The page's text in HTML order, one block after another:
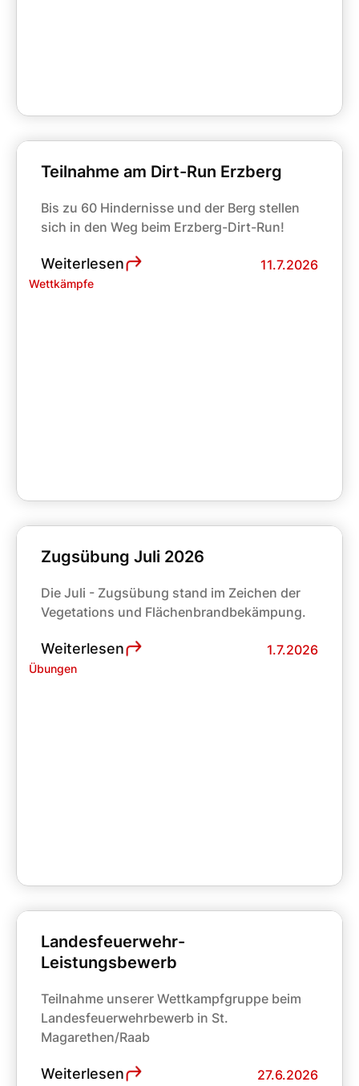
Wettkämpfe
Teilnahme am Dirt-Run Erzberg
Bis zu 60 Hindernisse und der Berg stellen
sich in den Weg beim Erzberg-Dirt-Run!
Weiterlesen 11.7.2026
Übungen
Zugsübung Juli 2026
Die Juli - Zugsübung stand im Zeichen der
Vegetations und Flächenbrandbekämpung.
Weiterlesen 1.7.2026
Landesfeuerwehr-
Leistungsbewerb
Teilnahme unserer Wettkampfgruppe beim
Landesfeuerwehrbewerb in St.
Magarethen/Raab
Weiterlesen 27.6.2026